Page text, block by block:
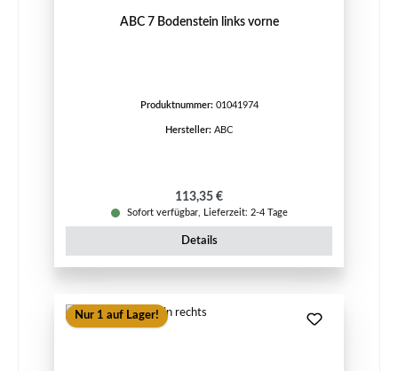
ABC 7 Bodenstein links vorne
Produktnummer: 01041974
Hersteller: ABC
Regulärer Preis:
113,35 €
Sofort verfügbar, Lieferzeit: 2-4 Tage
Details
Nur 1 auf Lager!